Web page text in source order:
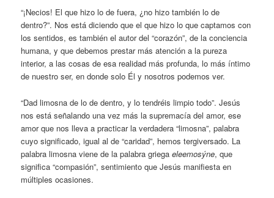
“¡Necios! El que hizo lo de fuera, ¿no hizo también lo de
dentro?”. Nos está diciendo que el que hizo lo que captamos con
los sentidos, es también el autor del “corazón”, de la conciencia
humana, y que debemos prestar más atención a la pureza
interior, a las cosas de esa realidad más profunda, lo más íntimo
de nuestro ser, en donde solo Él y nosotros podemos ver.
“Dad limosna de lo de dentro, y lo tendréis limpio todo”. Jesús
nos está señalando una vez más la supremacía del amor, ese
amor que nos lleva a practicar la verdadera “limosna”, palabra
cuyo significado, igual al de “caridad”, hemos tergiversado. La
palabra limosna viene de la palabra griegaeleemosýne, que
significa “compasión”, sentimiento que Jesús manifiesta en
múltiples ocasiones.